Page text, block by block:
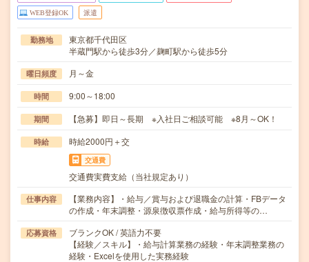
WEB登録OK 派遣
勤務地
東京都千代田区
半蔵門駅から徒歩3分／麹町駅から徒歩5分
曜日頻度 月～金
時間 9:00～18:00
期間 【急募】即日～長期 ※入社日ご相談可能 ※8月～OK！
時給 時給2000円＋交
交通費
交通費実費支給（当社規定あり）
仕事内容
【業務内容】・給与／賞与および退職金の計算・FBデータ
の作成・年末調整・源泉徴収票作成・給与所得等の…
応募資格
ブランクOK / 英語力不要
【経験／スキル】・給与計算業務の経験・年末調整業務の
経験・Excelを使用した実務経験